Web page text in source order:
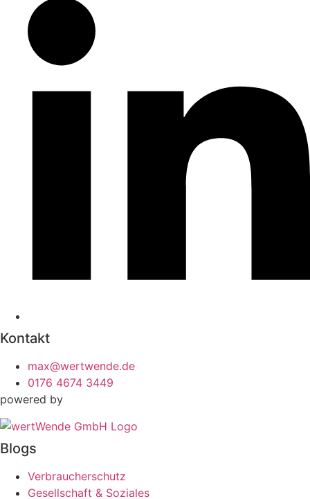
Kontakt
max@wertwende.de
0176 4674 3449
powered by
Blogs
Verbraucherschutz
Gesellschaft & Soziales